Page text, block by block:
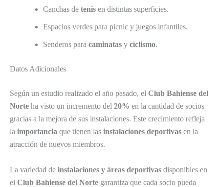
Canchas de tenis en distintas superficies.
Espacios verdes para picnic y juegos infantiles.
Senderos para caminatas y ciclismo.
Datos Adicionales
Según un estudio realizado el año pasado, el Club Bahiense del
Norte ha visto un incremento del 20% en la cantidad de socios
gracias a la mejora de sus instalaciones. Este crecimiento refleja
la importancia que tienen las instalaciones deportivas en la
atracción de nuevos miembros.
La variedad de instalaciones y áreas deportivas disponibles en
el Club Bahiense del Norte garantiza que cada socio pueda